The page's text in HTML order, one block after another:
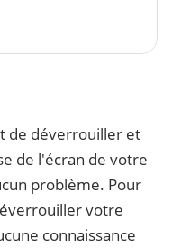
de déverrouiller et
de l'écran de votre
problème. Pour
votre
connaissance